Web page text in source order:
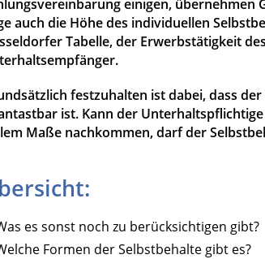
einigen, übernehmen
auch die Höhe des individuellen
Tabelle, der Erwerbstätigkeit
festzuhalten ist dabei, dass
ist. Kann der
Maße nachkommen, darf der
es sonst noch zu berücksichtigen gibt?
Formen der Selbstbehalte gibt es?